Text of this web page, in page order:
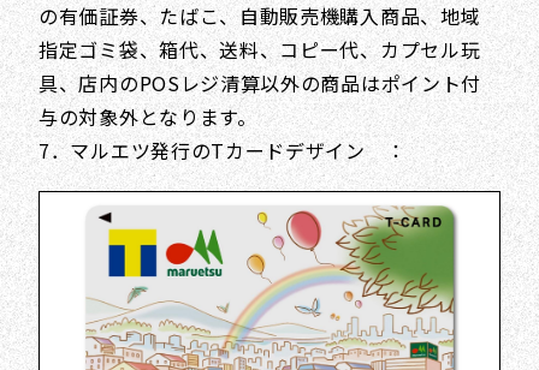
の有価証券、たばこ、自動販売機購入商品、地域
指定ゴミ袋、箱代、送料、コピー代、カプセル玩
具、店内のPOSレジ清算以外の商品はポイント付
与の対象外となります。
7．マルエツ発行のTカードデザイン ：